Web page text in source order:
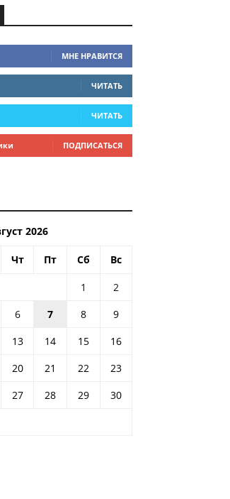
МНЕ НРАВИТСЯ
ЧИТАТЬ
ЧИТАТЬ
ПОДПИСАТЬСЯ
2026
Чт Пт Сб Вс
1
2
6 7 8
9
13 14 15
16
20 21 22
23
27 28 29
30